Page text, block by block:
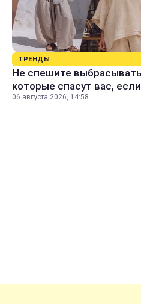
ТРЕНДЫ
Не спешите
которые спасут вас,
06 августа 2026, 14:58